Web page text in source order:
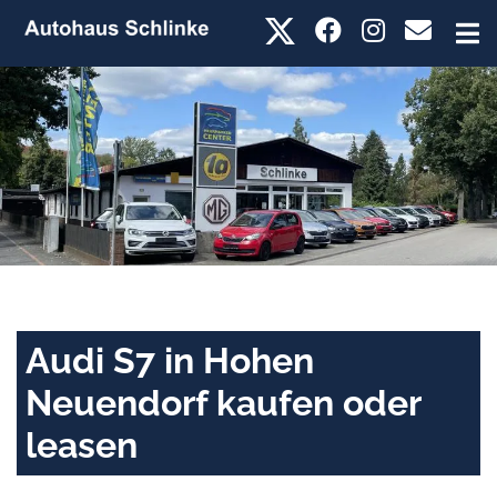
Audi S7 in Hohen
Neuendorf kaufen oder
leasen